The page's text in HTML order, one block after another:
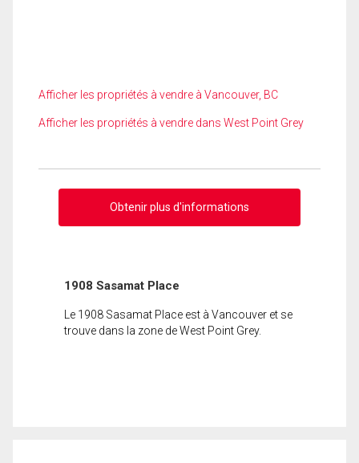
Afficher les propriétés à vendre à Vancouver, BC
Afficher les propriétés à vendre dans West Point Grey
Obtenir plus d'informations
1908 Sasamat Place
Le 1908 Sasamat Place est à Vancouver et se
trouve dans la zone de West Point Grey.